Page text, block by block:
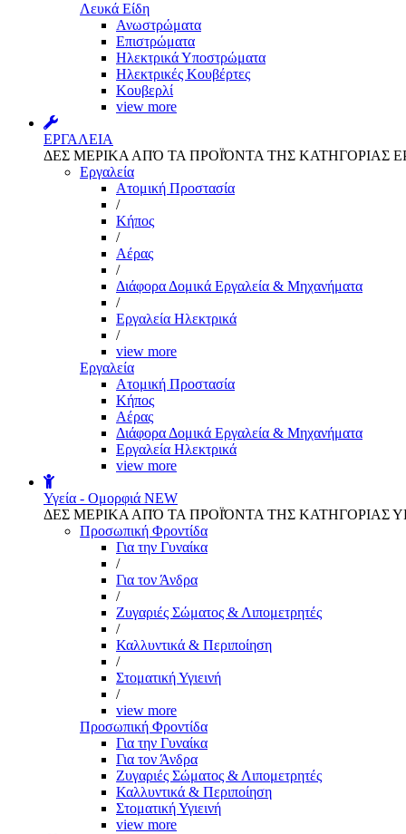
Λευκά Είδη
Ανωστρώματα
Επιστρώματα
Ηλεκτρικά Υποστρώματα
Ηλεκτρικές Κουβέρτες
Κουβερλί
view more
ΕΡΓΑΛΕΙΑ
ΔΕΣ ΜΕΡΙΚΑ ΑΠΌ ΤΑ ΠΡΟΪΌΝΤΑ ΤΗΣ ΚΑΤΗΓΟΡΙΑΣ
Εργαλεία
Aτομική Προστασία
/
Kήπος
/
Αέρας
/
Διάφορα Δομικά Εργαλεία & Μηχανήματα
/
Εργαλεία Ηλεκτρικά
/
view more
Εργαλεία
Aτομική Προστασία
Kήπος
Αέρας
Διάφορα Δομικά Εργαλεία & Μηχανήματα
Εργαλεία Ηλεκτρικά
view more
Υγεία - Ομορφιά NEW
ΔΕΣ ΜΕΡΙΚΑ ΑΠΌ ΤΑ ΠΡΟΪΌΝΤΑ ΤΗΣ ΚΑΤΗΓΟΡΙΑΣ
Προσωπική Φροντίδα
Για την Γυναίκα
/
Για τον Άνδρα
/
Ζυγαριές Σώματος & Λιπομετρητές
/
Καλλυντικά & Περιποίηση
/
Στοματική Υγιεινή
/
view more
Προσωπική Φροντίδα
Για την Γυναίκα
Για τον Άνδρα
Ζυγαριές Σώματος & Λιπομετρητές
Καλλυντικά & Περιποίηση
Στοματική Υγιεινή
view more